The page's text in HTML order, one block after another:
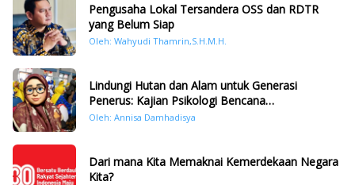
Pengusaha Lokal Tersandera OSS dan RDTR
yang Belum Siap
Oleh: Wahyudi Thamrin,S.H.M.H.
Lindungi Hutan dan Alam untuk Generasi
Penerus: Kajian Psikologi Bencana
Hidrometeorologi di Sumatera Pasca Tragedi
Oleh: Annisa Damhadisya
Dari mana Kita Memaknai Kemerdekaan Negara
Kita?